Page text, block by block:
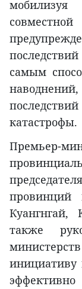
самым
катастрофы.
Премьер-
провинций
также
инициативу